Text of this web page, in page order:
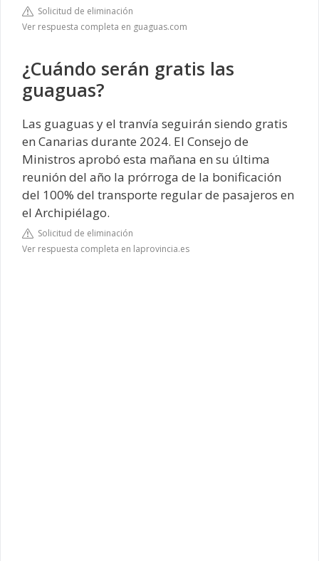
Solicitud de eliminación
Ver respuesta completa en guaguas.com
¿Cuándo serán gratis las
guaguas?
Las guaguas y el tranvía seguirán siendo gratis
en Canarias durante 2024. El Consejo de
Ministros aprobó esta mañana en su última
reunión del año la prórroga de la bonificación
del 100% del transporte regular de pasajeros en
el Archipiélago.
Solicitud de eliminación
Ver respuesta completa en laprovincia.es